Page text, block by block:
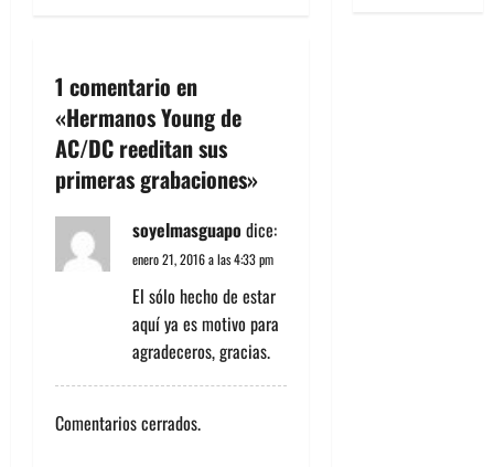
a
c
i
ó
n
e
n
1 comentario en
«Hermanos Young de
AC/DC reeditan sus
primeras grabaciones»
soyelmasguapodice:
enero 21, 2016 a las 4:33 pm
El sólo hecho de estar
aquí ya es motivo para
agradeceros, gracias.
Comentarios cerrados.